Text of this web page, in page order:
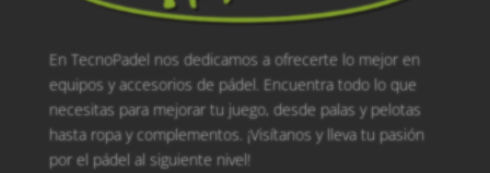
En TecnoPadel nos dedicamos a ofrecerte lo mejor en
equipos y accesorios de pádel. Encuentra todo lo que
necesitas para mejorar tu juego, desde palas y pelotas
hasta ropa y complementos. ¡Visítanos y lleva tu pasión
por el pádel al siguiente nivel!